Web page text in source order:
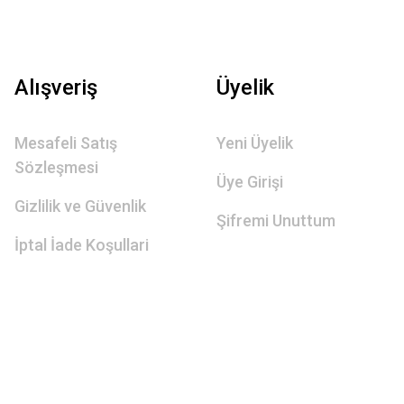
Alışveriş
Mesafeli Satış
Sözleşmesi
Gizlilik ve Güvenlik
İptal İade Koşullari
Üyelik
Yeni Üyelik
Üye Girişi
Şifremi Unuttum